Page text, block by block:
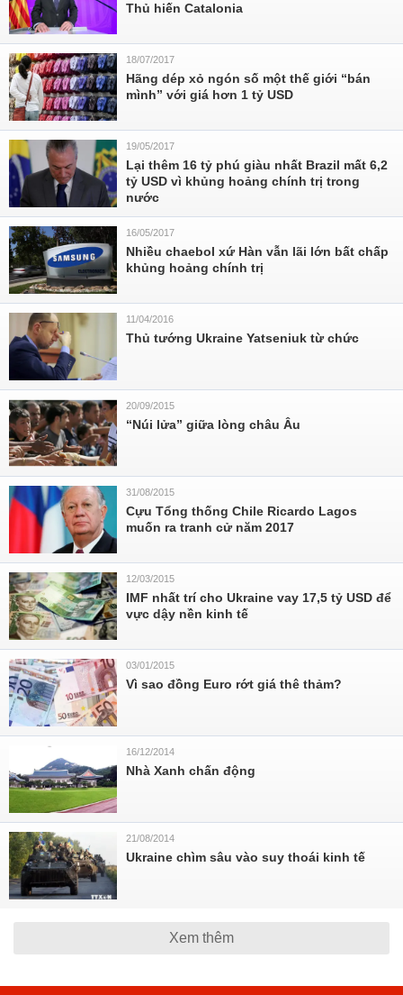
Thủ hiến Catalonia
18/07/2017
Hãng dép xỏ ngón số một thế giới “bán
mình” với giá hơn 1 tỷ USD
19/05/2017
Lại thêm 16 tỷ phú giàu nhất Brazil mất 6,2
tỷ USD vì khủng hoảng chính trị trong
nước
16/05/2017
Nhiều chaebol xứ Hàn vẫn lãi lớn bất chấp
khủng hoảng chính trị
11/04/2016
Thủ tướng Ukraine Yatseniuk từ chức
20/09/2015
“Núi lửa” giữa lòng châu Âu
31/08/2015
Cựu Tổng thống Chile Ricardo Lagos
muốn ra tranh cử năm 2017
12/03/2015
IMF nhất trí cho Ukraine vay 17,5 tỷ USD để
vực dậy nền kinh tế
03/01/2015
Vì sao đồng Euro rớt giá thê thảm?
16/12/2014
Nhà Xanh chấn động
21/08/2014
Ukraine chìm sâu vào suy thoái kinh tế
Xem thêm